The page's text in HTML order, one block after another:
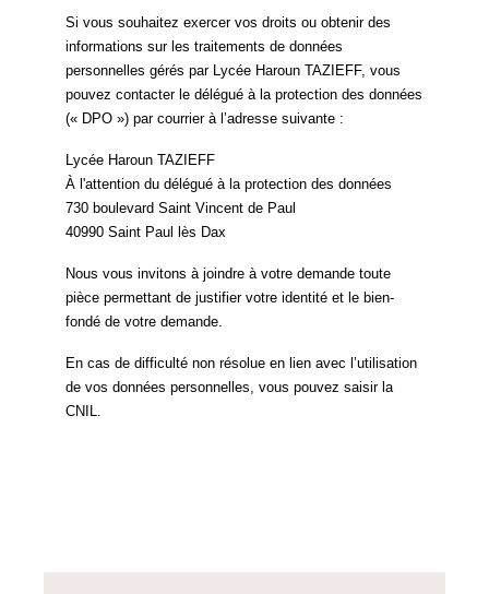
Si vous souhaitez exercer vos droits ou obtenir des
informations sur les traitements de données
personnelles gérés par Lycée Haroun TAZIEFF, vous
pouvez contacter le délégué à la protection des données
(« DPO ») par courrier à l’adresse suivante :
Lycée Haroun TAZIEFF
À l'attention du délégué à la protection des données
730 boulevard Saint Vincent de Paul
40990 Saint Paul lès Dax
Nous vous invitons à joindre à votre demande toute
pièce permettant de justifier votre identité et le bien-
fondé de votre demande.
En cas de difficulté non résolue en lien avec l’utilisation
de vos données personnelles, vous pouvez saisir la
CNIL.